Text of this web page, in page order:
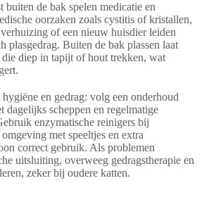
buiten de bak spelen medicatie en
oorzaken zoals cystitis of kristallen,
of een nieuw huisdier leiden
plasgedrag. Buiten de bak plassen laat
die diep in tapijt of hout trekken, wat
en gedrag: volg een onderhoud
dagelijks scheppen en regelmatige
enzymatische reinigers bij
met speeltjes en extra
correct gebruik. Als problemen
uitsluiting, overweeg gedragstherapie en
zeker bij oudere katten.